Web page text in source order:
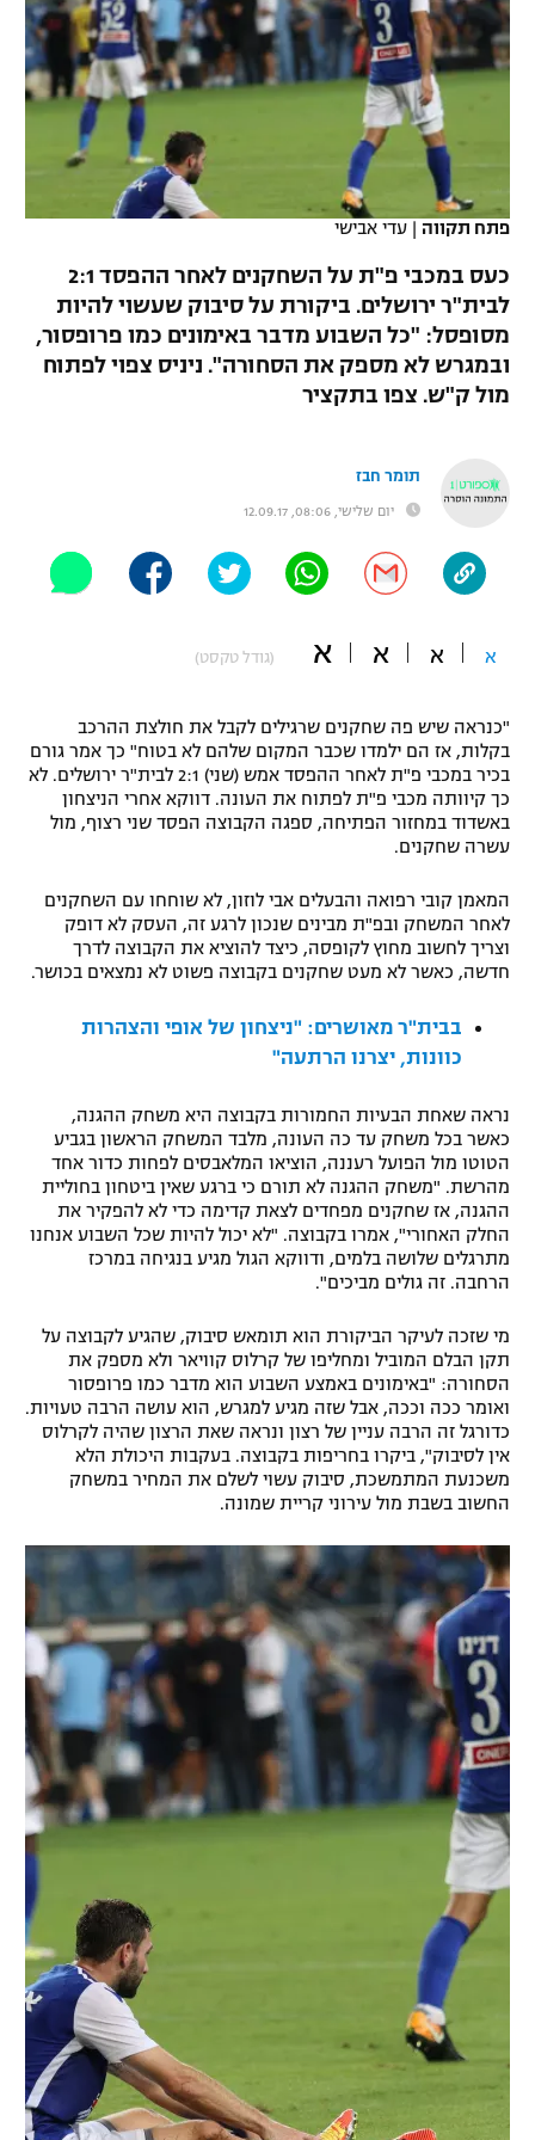
VOD
רץ ברשת
תוצאות
לוח שידורים
ברחבה
"מעל הליגה" – פודקאסט
"מחצית בשכונה" – פודקאסט
משתתפים וזוכים בפרסים
תקנון משתתפים וזוכים בפרסים
תקנון עבור פעילות אלקטרה
תקנון עבור פעילות ספורט 1 – "מרלן"
טניס
גיימינג E-Sports
תנאי שימוש
מדיניות פרטיות
הצטרפות לחבילת הערוצים
לוח דרושים – ג'ובנט
המגזין
נבחרת ישראל
מכבי חיפה
בית"ר ירושלים
מכבי תל אביב
הפועל חיפה
הפועל באר שבע
בני יהודה
ליגה ספרדית
ליגה איטלקית
ליגה צרפתית
ליגה הולנדית
ליגה טורקית
ליגה סינית
ליגה ברזילאית
כדורסל נשים
מכבי תל אביב
הפועל חולון
הפועל ירושלים
יורוליג
יורוקאפ
טניס
שחייה
ג'ודו
אגרוף
ספורט אולימפי
אופניים
ספורט מוטורי
פוטבול אמריקאי NFL
בייסבול MLB
אומנויות לחימה
גיימינג E-Sports
פתח תקווה | עדי אבישי
כעס במכבי פ"ת על השחקנים לאחר ההפסד 2:1
לבית"ר ירושלים. ביקורת על סיבוק שעשוי להיות
מסופסל: "כל השבוע מדבר באימונים כמו פרופסור,
ובמגרש לא מספק את הסחורה". ניניס צפוי לפתוח
מול ק"ש. צפו בתקציר
תומר חבז
יום שלישי, 08:06, 12.09.17
א א א א (גודל טקסט)
"כנראה שיש פה שחקנים שרגילים לקבל את חולצת ההרכב
בקלות, אז הם ילמדו שכבר המקום שלהם לא בטוח" כך אמר גורם
בכיר במכבי פ"ת לאחר ההפסד אמש (שני) 2:1 לבית"ר ירושלים. לא
כך קיוותה מכבי פ"ת לפתוח את העונה. דווקא אחרי הניצחון
באשדוד במחזור הפתיחה, ספגה הקבוצה הפסד שני רצוף, מול
עשרה שחקנים.
המאמן קובי רפואה והבעלים אבי לוזון, לא שוחחו עם השחקנים
לאחר המשחק ובפ"ת מבינים שנכון לרגע זה, העסק לא דופק
וצריך לחשוב מחוץ לקופסה, כיצד להוציא את הקבוצה לדרך
חדשה, כאשר לא מעט שחקנים בקבוצה פשוט לא נמצאים בכושר.
בבית"ר מאושרים: "ניצחון של אופי והצהרות
כוונות, יצרנו הרתעה"
נראה שאחת הבעיות החמורות בקבוצה היא משחק ההגנה,
כאשר בכל משחק עד כה העונה, מלבד המשחק הראשון בגביע
הטוטו מול הפועל רעננה, הוציאו המלאבסים לפחות כדור אחד
מהרשת. "משחק ההגנה לא תורם כי ברגע שאין ביטחון בחוליית
ההגנה, אז שחקנים מפחדים לצאת קדימה כדי לא להפקיר את
החלק האחורי", אמרו בקבוצה. "לא יכול להיות שכל השבוע אנחנו
מתרגלים שלושה בלמים, ודווקא הגול מגיע בנגיחה במרכז
הרחבה. זה גולים מביכים".
מי שזכה לעיקר הביקורת הוא תומאש סיבוק, שהגיע לקבוצה על
תקן הבלם המוביל ומחליפו של קרלוס קוויאר ולא מספק את
הסחורה: "באימונים באמצע השבוע הוא מדבר כמו פרופסור
ואומר ככה וככה, אבל שזה מגיע למגרש, הוא עושה הרבה טעויות.
כדורגל זה הרבה עניין של רצון ונראה שאת הרצון שהיה לקרלוס
אין לסיבוק", ביקרו בחריפות בקבוצה. בעקבות היכולת הלא
משכנעת המתמשכת, סיבוק עשוי לשלם את המחיר במשחק
החשוב בשבת מול עירוני קריית שמונה.